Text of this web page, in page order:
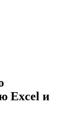
Excel и